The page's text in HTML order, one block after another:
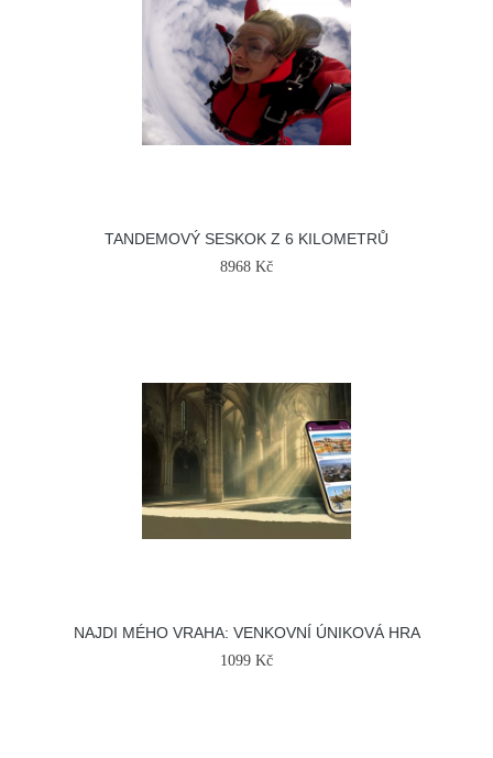
TANDEMOVÝ SESKOK Z 6 KILOMETRŮ
8968 Kč
NAJDI MÉHO VRAHA: VENKOVNÍ ÚNIKOVÁ HRA
1099 Kč